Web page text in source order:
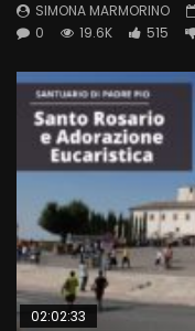
SIMONA MARMORINO
0
19.6K 515
02:02:33